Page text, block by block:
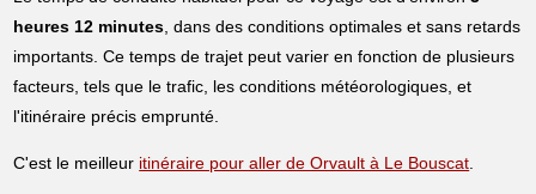
heures 12 minutes, dans des conditions optimales et sans retards
importants. Ce temps de trajet peut varier en fonction de plusieurs
facteurs, tels que le trafic, les conditions météorologiques, et
l'itinéraire précis emprunté.
C'est le meilleur itinéraire pour aller de Orvault à Le Bouscat.